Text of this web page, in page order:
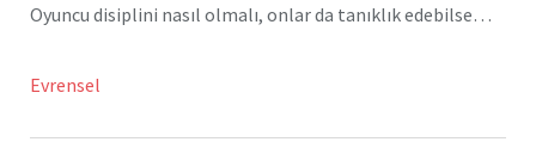
Oyuncu disiplini nasıl olmalı, onlar da tanıklık edebilse…
Evrensel